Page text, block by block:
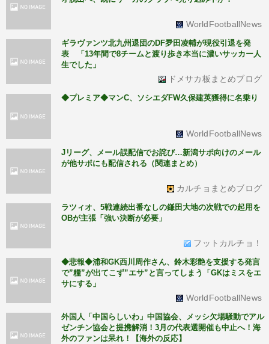
WorldFootballNews
ギラヴァンツ北九州退団のDF夛田凌輔が現役引退を発
表 「13年間で8チームと渡り歩き本当に濃いサッカー人
生でした」
ドメサカ板まとめブログ
◆プレミア◆マンC、ソシエダFW久保建英獲得に名乗り
WorldFootballNews
Jリーグ、メール誤配信でお詫び…新潟サポ向けのメール
が他サポにも配信される（関連まとめ）
カルチョまとめブログ
ラツィオ、5戦連続出番なしの鎌田大地の次戦での起用を
OBが主張「強い決断が必要」
フットカルチョ！
◆悲報◆浦和GK西川周作さん、鈴木彩艶を支援する発言
で”糧”が出てこず”エサ”と言ってしまう「GKはミスをエ
サにする」
WorldFootballNews
外国人「中国らしいわ」中国協会、メッシ欠場騒動でアル
ゼンチン協会と提携解消！3月の代表選開催も中止へ！海
外のファンは呆れ！【海外の反応】